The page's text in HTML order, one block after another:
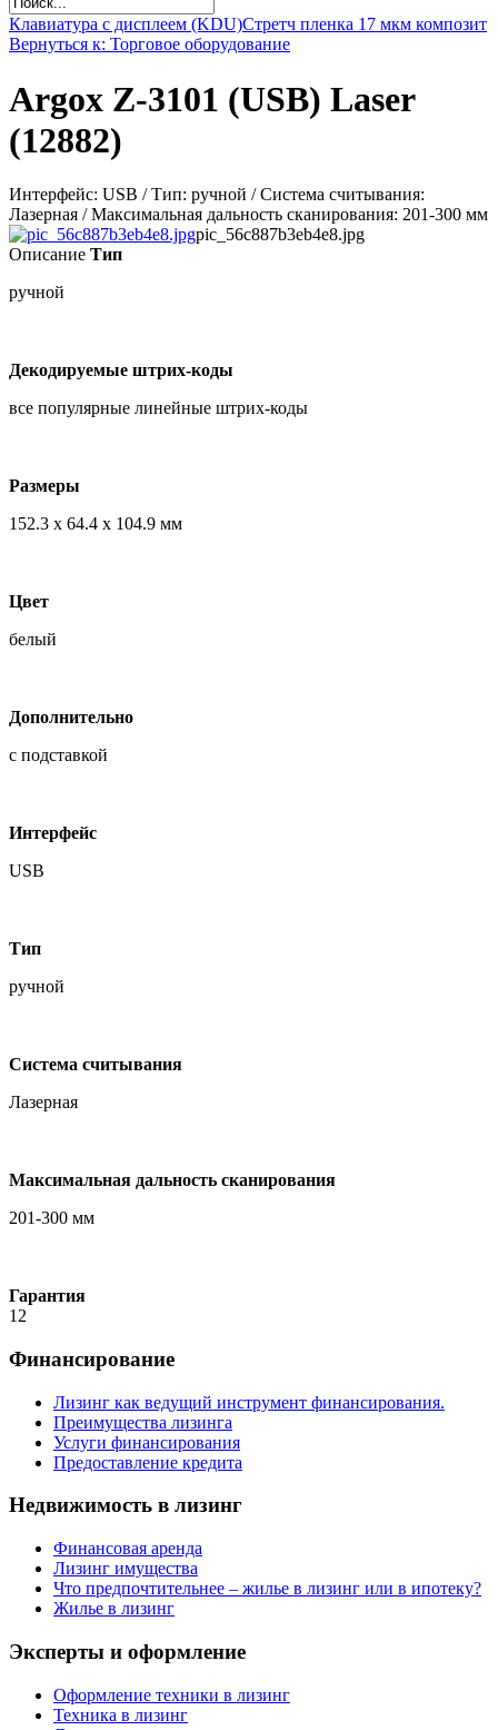
Клавиатура с дисплеем (KDU)Стретч пленка 17 мкм композит
Вернуться к: Торговое оборудование
Argox Z-3101 (USB) Laser
(12882)
Интерфейс: USB / Тип: ручной / Система считывания:
Лазерная / Максимальная дальность сканирования: 201-300 мм
pic_56c887b3eb4e8.jpg
Описание Тип
ручной
Декодируемые штрих-коды
все популярные линейные штрих-коды
Размеры
152.3 x 64.4 x 104.9 мм
Цвет
белый
Дополнительно
с подставкой
Интерфейс
USB
Тип
ручной
Система считывания
Лазерная
Максимальная дальность сканирования
201-300 мм
Гарантия
12
Финансирование
Лизинг как ведущий инструмент финансирования.
Преимущества лизинга
Услуги финансирования
Предоставление кредита
Недвижимость в лизинг
Финансовая аренда
Лизинг имущества
Что предпочтительнее – жилье в лизинг или в ипотеку?
Жилье в лизинг
Эксперты и оформление
Оформление техники в лизинг
Техника в лизинг